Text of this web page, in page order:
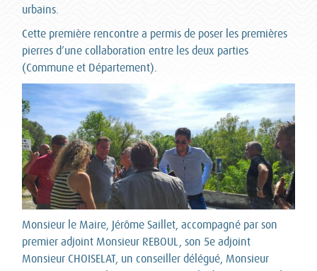
urbains.
Cette première rencontre a permis de poser les premières
pierres d’une collaboration entre les deux parties
(Commune et Département).
Monsieur le Maire, Jérôme Saillet, accompagné par son
premier adjoint Monsieur REBOUL, son 5e adjoint
Monsieur CHOISELAT, un conseiller délégué, Monsieur